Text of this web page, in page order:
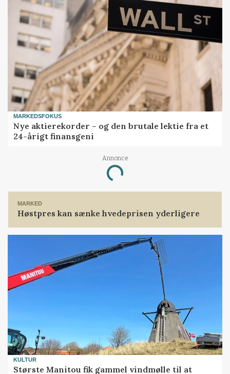
MARKEDSFOKUS
Nye aktierekorder – og den brutale lektie fra et
24-årigt finansgeni
Annonce
Loading...
MARKED
Høstpres kan sænke hvedeprisen yderligere
KULTUR
Største Manitou fik gammel vindmølle til at